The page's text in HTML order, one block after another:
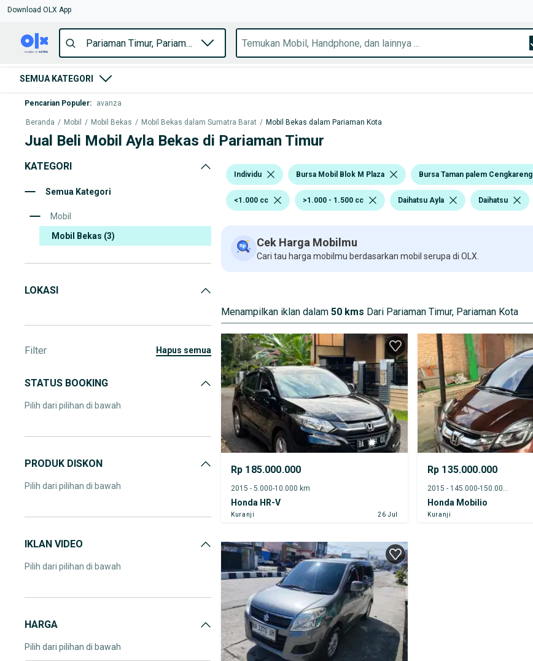
Download OLX App
SEMUA KATEGORI
Pencarian Populer: avanza
Beranda / Mobil / Mobil Bekas / Mobil Bekas dalam Sumatra Barat / Mobil Bekas dalam Pariaman Kota
Jual Beli Mobil Ayla Bekas di Pariaman Timur
KATEGORI
Semua Kategori
Mobil
Mobil Bekas (3)
LOKASI
Filter hapus semua
STATUS BOOKING
Pilih dari pilihan di bawah
PRODUK DISKON
Pilih dari pilihan di bawah
IKLAN VIDEO
Pilih dari pilihan di bawah
HARGA
Pilih dari pilihan di bawah
Individu Bursa Mobil Blok M Plaza Bursa Taman palem Cengkareng
<1.000 cc >1.000 - 1.500 cc Daihatsu Ayla Daihatsu
Cek Harga Mobilmu
Cari tau harga mobilmu berdasarkan mobil serupa di OLX.
Menampilkan iklan dalam 50 kms Dari Pariaman Timur, Pariaman Kota
Rp 185.000.000
2015 - 5.000-10.000 km
Honda HR-V
Kuranji 26 Jul
Rp 135.000.000
Honda Mobilio
Kuranji